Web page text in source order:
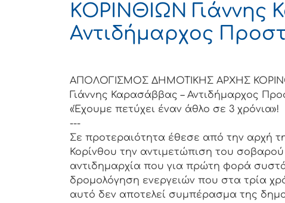
ΚΟΡΙΝΘΙΩΝ Γιάννης
Αντιδήμαρχος
ΑΠΟΛΟΓΙΣΜΟΣ ΔΗΜΟΤΙΚΗΣ ΑΡΧΗΣ
Γιάννης Καρασάββας – Αντιδήμαρχος
«Έχουμε πετύχει έναν άθλο σε 3 χρόνια»!
---
Σε προτεραιότητα έθεσε από την αρχή
Κορίνθου την αντιμετώπιση του
αντιδημαρχία που για πρώτη φορά
δρομολόγηση ενεργειών που στα τρία
αυτό δεν αποτελεί συμπέρασμα της